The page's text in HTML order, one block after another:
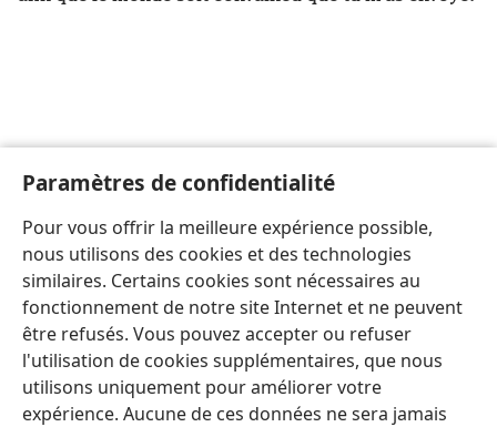
Paramètres de confidentialité
Pour vous offrir la meilleure expérience possible,
nous utilisons des cookies et des technologies
similaires. Certains cookies sont nécessaires au
fonctionnement de notre site Internet et ne peuvent
être refusés. Vous pouvez accepter ou refuser
l'utilisation de cookies supplémentaires, que nous
utilisons uniquement pour améliorer votre
expérience. Aucune de ces données ne sera jamais
Préférences
Copyright© 2026 Watch Tower Bible and Tract Society of Pennsylvania
Conditions d’utilisation
Règles de confidentialité
Paramètres de confidentialité
JW.ORG Se connecter